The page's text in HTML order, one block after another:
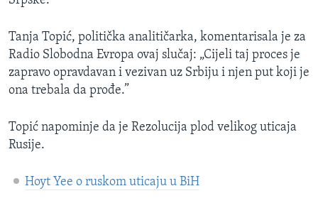
Tanja Topić, politička analitičarka, komentarisala je za
Radio Slobodna Evropa ovaj slučaj: „Cijeli taj proces je
zapravo opravdavan i vezivan uz Srbiju i njen put koji je
ona trebala da prođe.”
Topić napominje da je Rezolucija plod velikog uticaja
Rusije.
Hoyt Yee o ruskom uticaju u BiH